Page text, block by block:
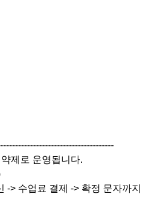
제로 운영됩니다.
-> 수업료 결제 -> 확정 문자까지